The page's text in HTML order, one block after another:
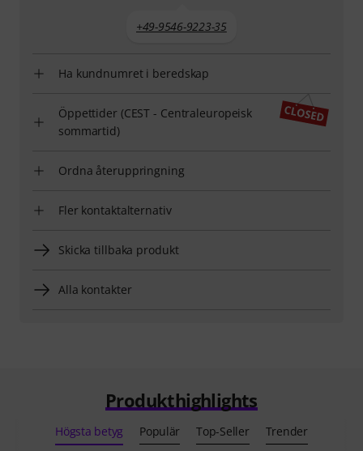
+49-9546-9223-35
Ha kundnumret i beredskap
Öppettider (CEST - Centraleuropeisk
sommartid)
Ordna återuppringning
Fler kontaktalternativ
Skicka tillbaka produkt
Alla kontakter
Produkthighlights
Högsta betyg Populär Top-Seller Trender